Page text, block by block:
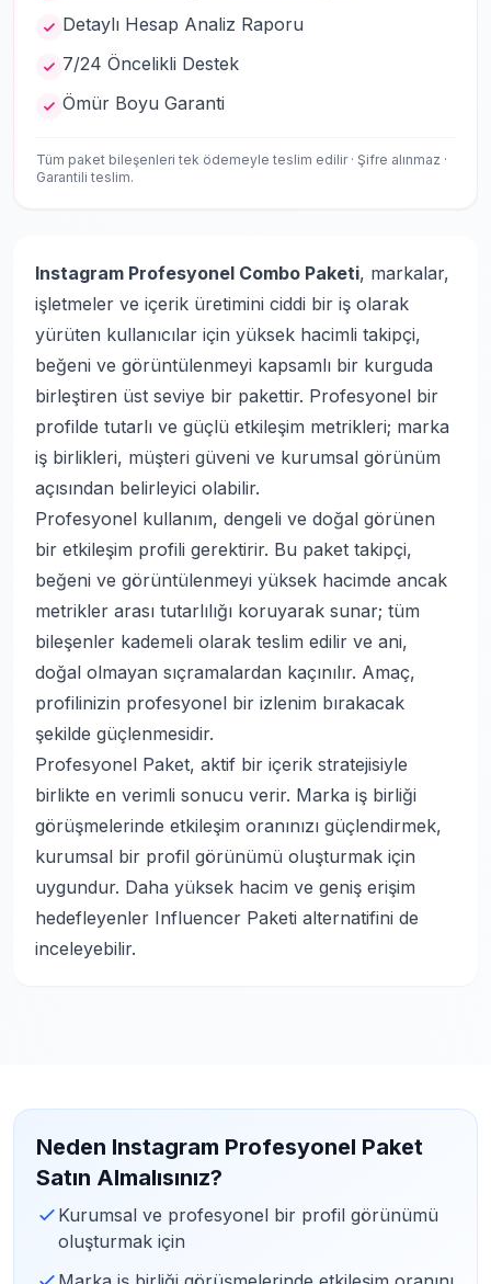
Detaylı Hesap Analiz Raporu
7/24 Öncelikli Destek
Ömür Boyu Garanti
Tüm paket bileşenleri tek ödemeyle teslim edilir · Şifre alınmaz ·
Garantili teslim.
Instagram Profesyonel Combo Paketi, markalar,
işletmeler ve içerik üretimini ciddi bir iş olarak
yürüten kullanıcılar için yüksek hacimli takipçi,
beğeni ve görüntülenmeyi kapsamlı bir kurguda
birleştiren üst seviye bir pakettir. Profesyonel bir
profilde tutarlı ve güçlü etkileşim metrikleri; marka
iş birlikleri, müşteri güveni ve kurumsal görünüm
açısından belirleyici olabilir.
Profesyonel kullanım, dengeli ve doğal görünen
bir etkileşim profili gerektirir. Bu paket takipçi,
beğeni ve görüntülenmeyi yüksek hacimde ancak
metrikler arası tutarlılığı koruyarak sunar; tüm
bileşenler kademeli olarak teslim edilir ve ani,
doğal olmayan sıçramalardan kaçınılır. Amaç,
profilinizin profesyonel bir izlenim bırakacak
şekilde güçlenmesidir.
Profesyonel Paket, aktif bir içerik stratejisiyle
birlikte en verimli sonucu verir. Marka iş birliği
görüşmelerinde etkileşim oranınızı güçlendirmek,
kurumsal bir profil görünümü oluşturmak için
uygundur. Daha yüksek hacim ve geniş erişim
hedefleyenler Influencer Paketi alternatifini de
inceleyebilir.
Neden Instagram Profesyonel Paket
Satın Almalısınız?
Kurumsal ve profesyonel bir profil görünümü
oluşturmak için